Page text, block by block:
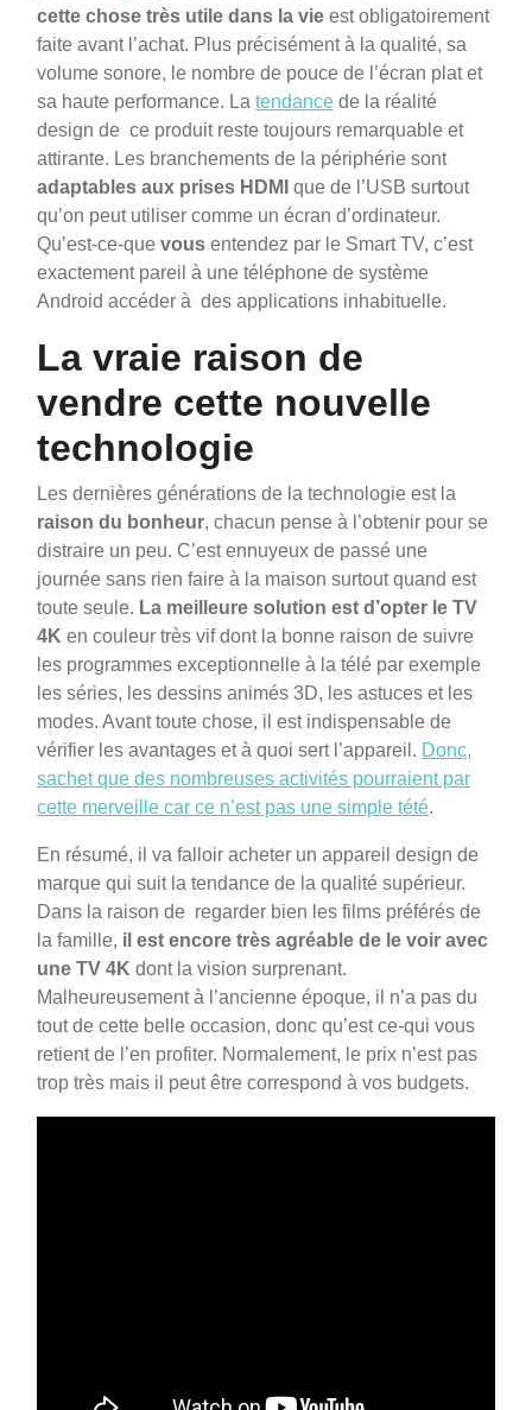
cette chose très utile dans la vie est obligatoirement
faite avant l’achat. Plus précisément à la qualité, sa
volume sonore, le nombre de pouce de l’écran plat et
sa haute performance. La tendance de la réalité
design de ce produit reste toujours remarquable et
attirante. Les branchements de la périphérie sont
adaptables aux prises HDMI que de l’USB surtout
qu’on peut utiliser comme un écran d’ordinateur.
Qu’est-ce-que vous entendez par le Smart TV, c’est
exactement pareil à une téléphone de système
Android accéder à des applications inhabituelle.
La vraie raison de
vendre cette nouvelle
technologie
Les dernières générations de la technologie est la
raison du bonheur, chacun pense à l’obtenir pour se
distraire un peu. C’est ennuyeux de passé une
journée sans rien faire à la maison surtout quand est
toute seule. La meilleure solution est d’opter le TV
4K en couleur très vif dont la bonne raison de suivre
les programmes exceptionnelle à la télé par exemple
les séries, les dessins animés 3D, les astuces et les
modes. Avant toute chose, il est indispensable de
vérifier les avantages et à quoi sert l’appareil. Donc,
sachet que des nombreuses activités pourraient par
cette merveille car ce n’est pas une simple tété.
En résumé, il va falloir acheter un appareil design de
marque qui suit la tendance de la qualité supérieur.
Dans la raison de regarder bien les films préférés de
la famille, il est encore très agréable de le voir avec
une TV 4K dont la vision surprenant.
Malheureusement à l’ancienne époque, il n’a pas du
tout de cette belle occasion, donc qu’est ce-qui vous
retient de l’en profiter. Normalement, le prix n’est pas
trop très mais il peut être correspond à vos budgets.